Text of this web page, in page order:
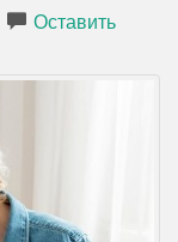
Оставить